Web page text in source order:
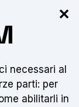
IT
✕
necessari al
parti: per
abilitarli in